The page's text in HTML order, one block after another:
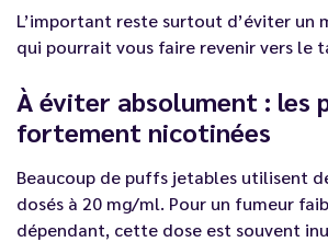
L’important reste surtout d’éviter
qui pourrait vous faire revenir vers le
À éviter absolument : les
fortement nicotinées
Beaucoup de puffs jetables utilisent
dosés à 20 mg/ml. Pour un fumeur
dépendant, cette dose est souvent